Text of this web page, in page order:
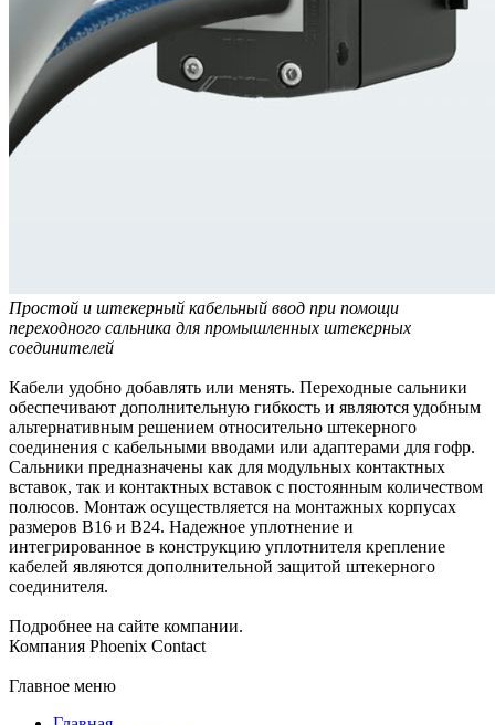
Простой и штекерный кабельный ввод при помощи
переходного сальника для промышленных штекерных
соединителей
Кабели удобно добавлять или менять. Переходные сальники
обеспечивают дополнительную гибкость и являются удобным
альтернативным решением относительно штекерного
соединения с кабельными вводами или адаптерами для гофр.
Сальники предназначены как для модульных контактных
вставок, так и контактных вставок с постоянным количеством
полюсов. Монтаж осуществляется на монтажных корпусах
размеров B16 и B24. Надежное уплотнение и
интегрированное в конструкцию уплотнителя крепление
кабелей являются дополнительной защитой штекерного
соединителя.
Подробнее на сайте компании.
Компания Phoenix Contact
Главное меню